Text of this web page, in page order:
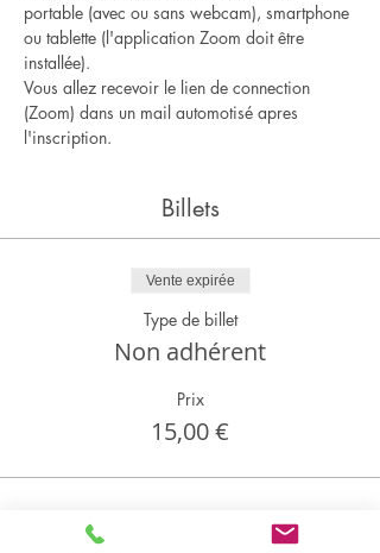
portable (avec ou sans webcam), smartphone
ou tablette (l'application Zoom doit être
installée).
Vous allez recevoir le lien de connection
(Zoom) dans un mail automotisé apres
l'inscription.
Billets
Vente expirée
Type de billet
Non adhérent
Prix
15,00 €
Partager cet événement